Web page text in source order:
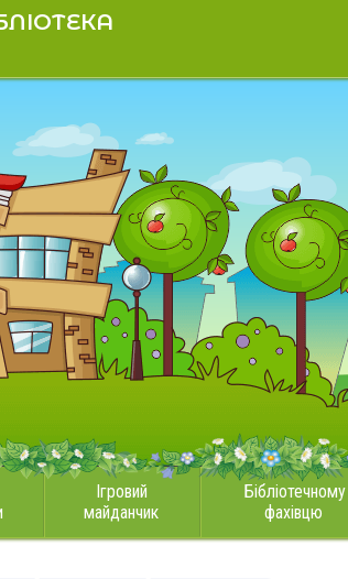
Ігровий
майданчик
Бібліотечному
фахівцю